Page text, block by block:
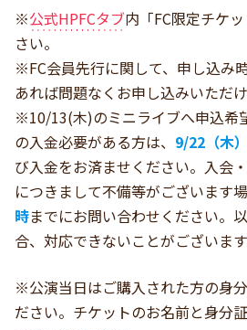
※公式HPFCタブ内「FC限定チケ
さい。
※FC会員先行に関して、申し込み
あれば問題なくお申し込みいただけ
※10/13(木)のミニライブへ申込希
の入金必要がある方は、 9/22（木
び入金をお済ませください。入会
につきまして不備等がございます場
時までにお問い合わせください。
合、対応できないことがございます
※公演当日はご購入された方の身
ださい。チケットのお名前と身分